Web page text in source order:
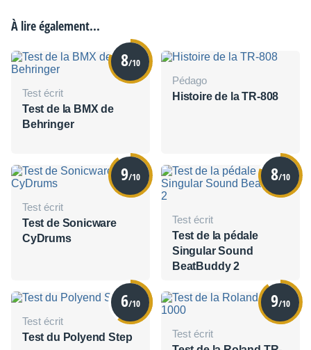
À lire également...
8/10
Test écrit
Test de la BMX de
Behringer
Pédago
Histoire de la TR-808
9/10
Test écrit
Test de Sonicware
CyDrums
8/10
Test écrit
Test de la pédale
Singular Sound
BeatBuddy 2
6/10
Test écrit
Test du Polyend Step
9/10
Test écrit